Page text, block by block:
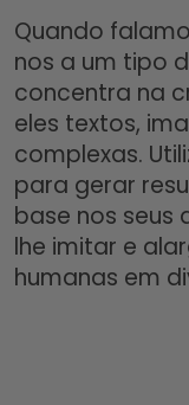
Quando
nos a um tipo
concentra na
eles textos,
complexas.
para gerar
base nos seus
lhe imitar e
humanas em